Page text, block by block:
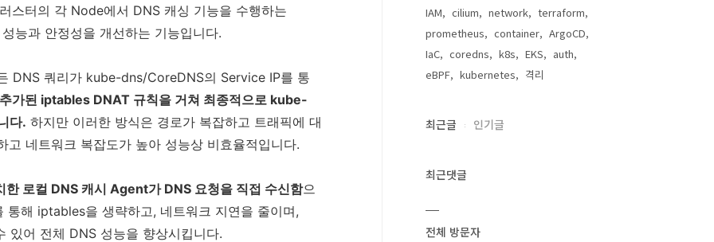
스터의 각 Node에서 DNS 캐싱 기능을 수행하는
능과 안정성을 개선하는 기능입니다.
DNS 쿼리가 kube-dns/CoreDNS의 Service IP를 통
가된 iptables DNAT 규칙을 거쳐 최종적으로 kube-
다. 하지만 이러한 방식은 경로가 복잡하고 트래픽에 대
네트워크 복잡도가 높아 성능상 비효율적입니다.
한 로컬 DNS 캐시 Agent가 DNS 요청을 직접 수신함으
통해 iptables을 생략하고, 네트워크 지연을 줄이며,
있어 전체 DNS 성능을 향상시킵니다.
IAM
cilium network
terraform
prometheus
container
ArgoCD
IaC
coredns k8s EKS
auth
eBPF
kubernetes 격리
최근글 인기글
최근댓글
전체 방문자